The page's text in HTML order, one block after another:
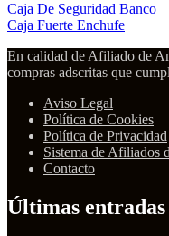
Caja De Seguridad Banco
Caja Fuerte Enchufe
En calidad de Afiliado de
compras adscritas que
Aviso Legal
Política de Cookies
Política de Privacidad
Sistema de Afiliados
Contacto
Últimas entradas